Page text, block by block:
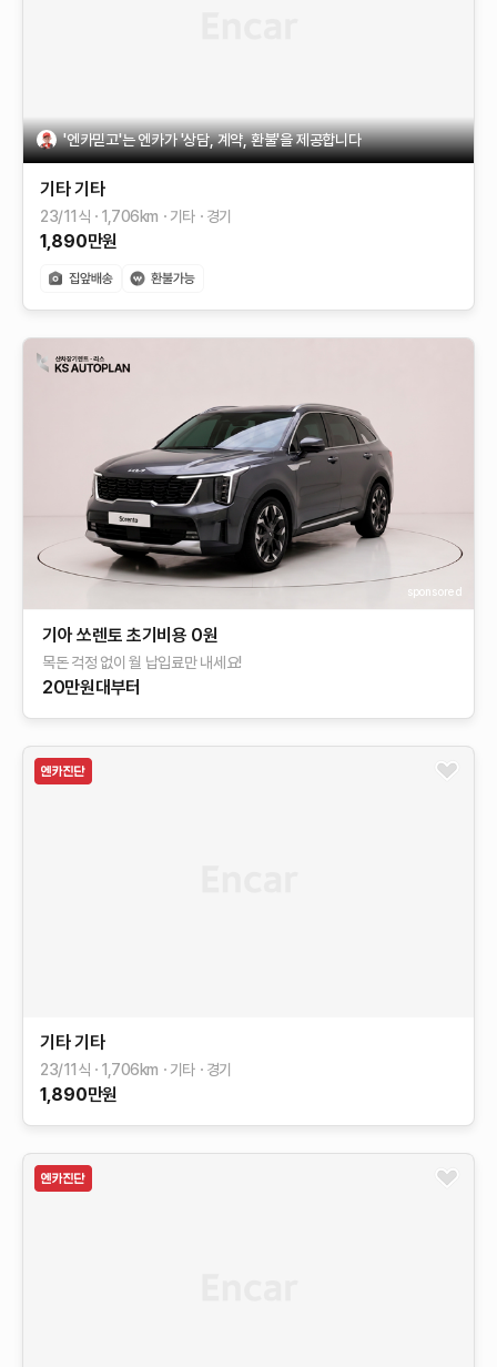
'엔카믿고'는 엔카가 '상담, 계약, 환불'을 제공합니다
기타기타
23/11식 1,706km 기타 경기
1,890만원
sponsored
기아 쏘렌토 초기비용 0원
목돈 걱정 없이 월 납입료만 내세요!
20만원대부터
기타기타
23/11식 1,706km 기타 경기
1,890만원